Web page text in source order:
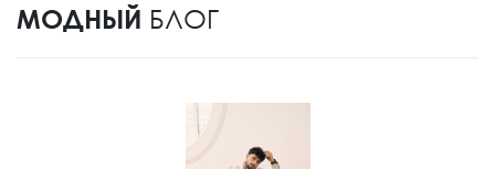
МОДНЫЙ БЛОГ